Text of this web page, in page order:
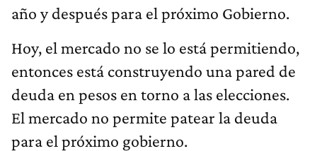
año y después para el próximo Gobierno.
Hoy, el mercado no se lo está permitiendo,
entonces está construyendo una pared de
deuda en pesos en torno a las elecciones.
El mercado no permite patear la deuda
para el próximo gobierno.